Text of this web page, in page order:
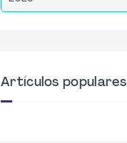
Artículos populares